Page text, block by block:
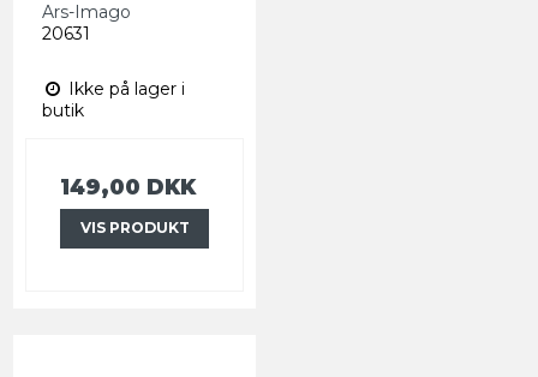
Ars-Imago
20631
Ikke på lager i
butik
149,00 DKK
VIS PRODUKT